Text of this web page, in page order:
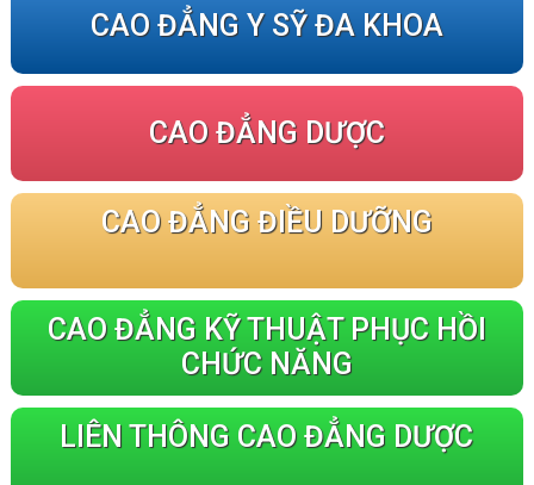
CAO ĐẲNG Y SỸ ĐA KHOA
CAO ĐẲNG DƯỢC
CAO ĐẲNG ĐIỀU DƯỠNG
CAO ĐẲNG KỸ THUẬT PHỤC HỒI
CHỨC NĂNG
LIÊN THÔNG CAO ĐẲNG DƯỢC